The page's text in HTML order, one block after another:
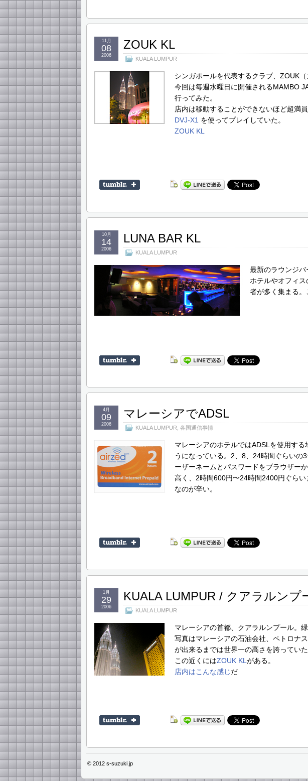
ZOUK KL
KUALA LUMPUR
11月
08
2006
シンガポールを代表するクラブ、ZOUK（
今回は毎週水曜日に開催されるMAMBO
行ってみた。
店内は移動することができないほど超満
DVJ-X1 を使ってプレイしていた。
ZOUK KL
LUNA BAR KL
KUALA LUMPUR
10月
14
2006
最新のラウンジバ
ホテルやオフィ
者が多く集まる。
マレーシアでADSL
KUALA LUMPUR, 各国通信事情
4月
09
2006
マレーシアのホテルではADSLを使用す
うになっている。2、8、24時間ぐらいの
ーザーネームとパスワードをブラウザー
高く、2時間600円〜24時間2400円ぐら
なのが辛い。
KUALA LUMPUR / クアラルンプ
KUALA LUMPUR
1月
29
2006
マレーシアの首都、クアラルンプール。
写真はマレーシアの石油会社、ペトロナ
が出来るまでは世界一の高さを誇っていた
この近くにはZOUK KL がある。
店内はこんな感じだ
© 2012 s-suzuki.jp